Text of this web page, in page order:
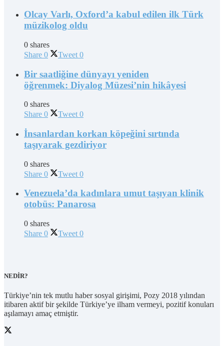
Olcay Varlı, Oxford’a kabul edilen ilk Türk
müzikolog oldu
0 shares
Share 0 Tweet 0
Bir saatliğine dünyayı yeniden
öğrenmek: Diyalog Müzesi’nin hikâyesi
0 shares
Share 0 Tweet 0
İnsanlardan korkan köpeğini sırtında
taşıyarak gezdiriyor
0 shares
Share 0 Tweet 0
Venezuela’da kadınlara umut taşıyan klinik
otobüs: Panarosa
0 shares
Share 0 Tweet 0
NEDİR?
Türkiye’nin tek mutlu haber sosyal girişimi, Pozy 2018 yılından
itibaren aktif bir şekilde Türkiye’ye ilham vermeyi, pozitif konuları
aşılamayı amaç etmiştir.